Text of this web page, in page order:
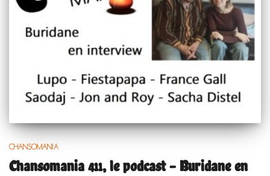
CHANSOMANIA
Chansomania 411, le podcast – Buridane en